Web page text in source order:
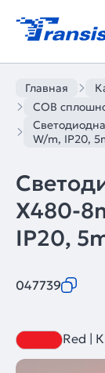
Главная
COB
W/m, IP20,
X480-
IP20,
047739
Red |